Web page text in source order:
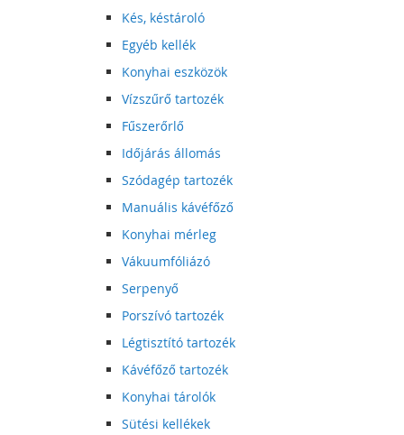
Kés, késtároló
Egyéb kellék
Konyhai eszközök
Vízszűrő tartozék
Fűszerőrlő
Időjárás állomás
Szódagép tartozék
Manuális kávéfőző
Konyhai mérleg
Vákuumfóliázó
Serpenyő
Porszívó tartozék
Légtisztító tartozék
Kávéfőző tartozék
Konyhai tárolók
Sütési kellékek